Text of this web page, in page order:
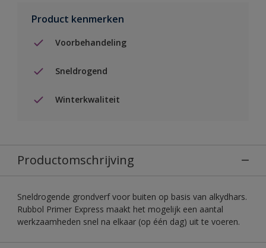
Product kenmerken
Voorbehandeling
Sneldrogend
Winterkwaliteit
Productomschrijving
Sneldrogende grondverf voor buiten op basis van alkydhars.
Rubbol Primer Express maakt het mogelijk een aantal
werkzaamheden snel na elkaar (op één dag) uit te voeren.